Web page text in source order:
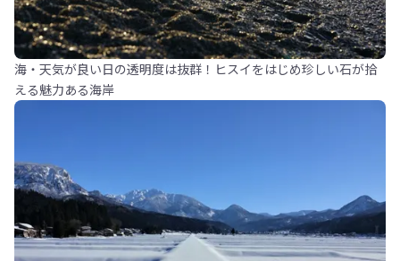
海・天気が良い日の透明度は抜群！ヒスイをはじめ珍しい石が拾
える魅力ある海岸